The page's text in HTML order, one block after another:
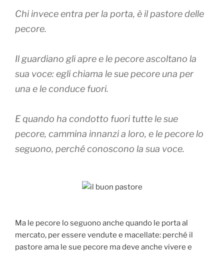
Chi invece entra per la porta, è il pastore delle
pecore.
Il guardiano gli apre e le pecore ascoltano la
sua voce: egli chiama le sue pecore una per
una e le conduce fuori.
E quando ha condotto fuori tutte le sue
pecore, cammina innanzi a loro, e le pecore lo
seguono, perché conoscono la sua voce.
Ma le pecore lo seguono anche quando le porta al
mercato, per essere vendute e macellate: perché il
pastore ama le sue pecore ma deve anche vivere e